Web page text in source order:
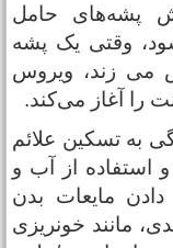
حامل
وقتی یک پشه
زند، ویروس
آغاز می‌کند.
به تسکین علائم
از آب و
مایعات بدن
مانند خونریزی